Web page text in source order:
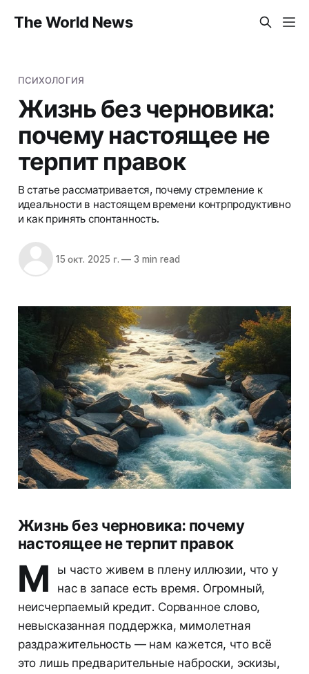
The World News
ПСИХОЛОГИЯ
Жизнь без черновика:
почему настоящее не
терпит правок
В статье рассматривается, почему стремление к
идеальности в настоящем времени контрпродуктивно
и как принять спонтанность.
15 окт. 2025 г. — 3 min read
Жизнь без черновика: почему
настоящее не терпит правок
М
ы часто живем в плену иллюзии, что у
нас в запасе есть время. Огромный,
неисчерпаемый кредит. Сорванное слово,
невысказанная поддержка, мимолетная
раздражительность — нам кажется, что всё
это лишь предварительные наброски, эскизы,